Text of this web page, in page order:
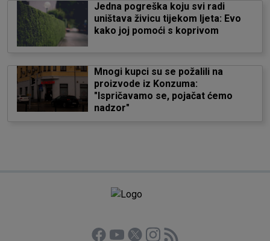
Jedna pogreška koju svi radi
uništava živicu tijekom ljeta: Evo
kako joj pomoći s koprivom
Mnogi kupci su se požalili na
proizvode iz Konzuma:
"Ispričavamo se, pojačat ćemo
nadzor"